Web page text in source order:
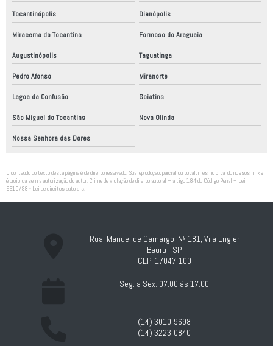
Tocantinópolis Dianópolis
Miracema do Tocantins Formoso do Araguaia
Augustinópolis Taguatinga
Pedro Afonso Miranorte
Lagoa da Confusão Goiatins
São Miguel do Tocantins Nova Olinda
Nossa Senhora das Dores
O conteúdo do texto desta página é de direito reservado. Sua reprodução, parcial ou total, mesmo citando nossos links,
é proibida sem a autorização do autor. Crime de violação de direito autoral – artigo 184 do Código Penal – Lei
9610/98 - Lei de direitos autorais
Rua: Manuel de Camargo, Nº 181, Vila Engler
Bauru - SP
CEP: 17047-100
Seg. a Sex: 07:00 às 17:00
(14) 3010-9698
(14) 3223-0840